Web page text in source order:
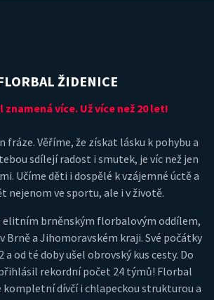
ŽIDENICE
více. Už více než 20 let!
fráze. Věříme, že získat lásku k pohybu a
sdílejí radost i smutek, je víc než jen
Učíme děti i dospělé k vzájemné úctě a
nejenom ve sportu, ale i v životě.
elitním brněnským florbalovým oddílem,
Brně a Jihomoravském kraji. Své počátky
a od té doby ušel obrovský kus cesty. Do
rekordní počet 24 týmů! Florbal
kompletní dívčí i chlapeckou strukturou a